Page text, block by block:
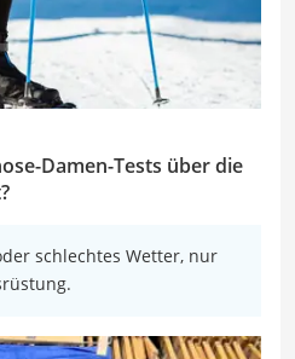
Damen-Tests über die
schlechtes Wetter, nur